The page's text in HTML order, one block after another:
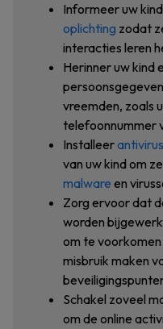
Informeer uw
oplichting zodat
interacties leren
Herinner uw kind
vreemden, zoals
telefoonnummer
Installeer
van uw kind om
malware en
Zorg ervoor dat
worden
om te
misbruik maken
Schakel zoveel
om de online